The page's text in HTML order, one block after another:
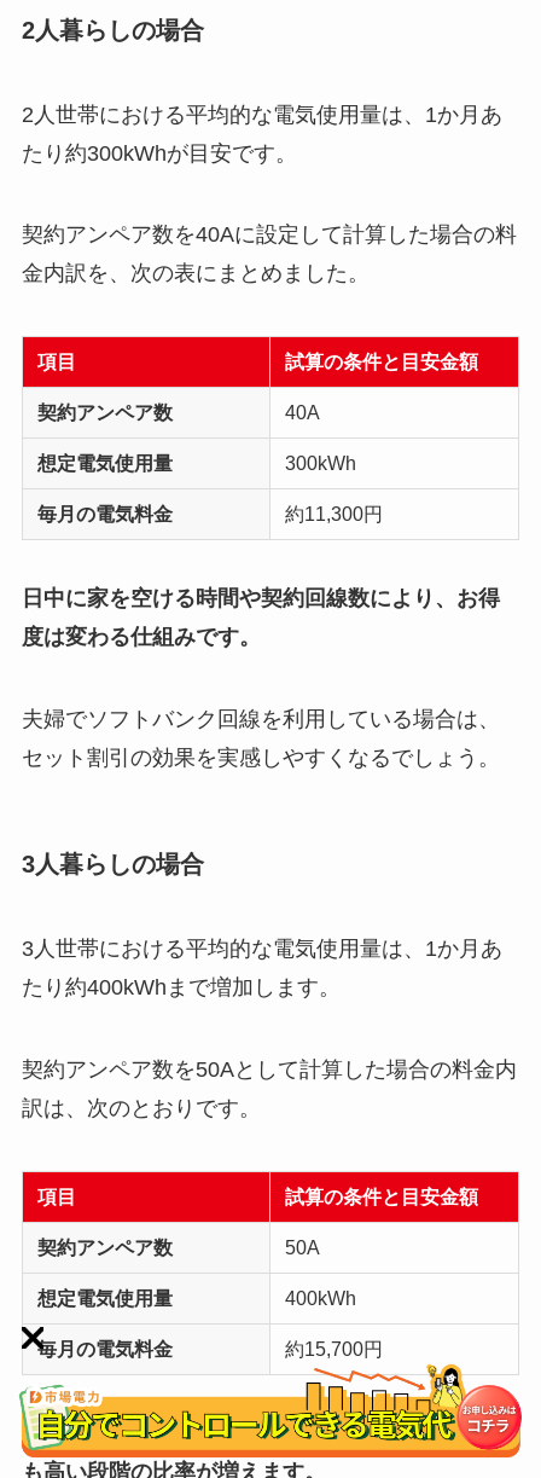
2人暮らしの場合
2人世帯における平均的な電気使用量は、1か月あ
たり約300kWhが目安です。
契約アンペア数を40Aに設定して計算した場合の料
金内訳を、次の表にまとめました。
項目 試算の条件と目安金額
契約アンペア数 40A
想定電気使用量 300kWh
毎月の電気料金 約11,300円
日中に家を空ける時間や契約回線数により、お得
度は変わる仕組みです。
夫婦でソフトバンク回線を利用している場合は、
セット割引の効果を実感しやすくなるでしょう。
3人暮らしの場合
3人世帯における平均的な電気使用量は、1か月あ
たり約400kWhまで増加します。
契約アンペア数を50Aとして計算した場合の料金内
訳は、次のとおりです。
項目 試算の条件と目安金額
契約アンペア数 50A
想定電気使用量 400kWh
毎月の電気料金 約15,700円
電気使用量が多くなると、1kWhあたりの単価が最
も高い段階の比率が増えます。